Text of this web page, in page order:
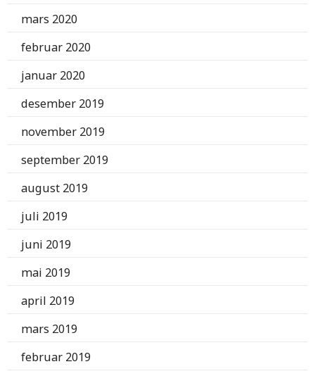
mars 2020
februar 2020
januar 2020
desember 2019
november 2019
september 2019
august 2019
juli 2019
juni 2019
mai 2019
april 2019
mars 2019
februar 2019